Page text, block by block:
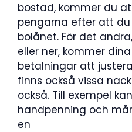
bostad, kommer du
pengarna efter att
bolånet. För det
eller ner, kommer
betalningar att
finns också vissa
också. Till exempel
handpenning och
en